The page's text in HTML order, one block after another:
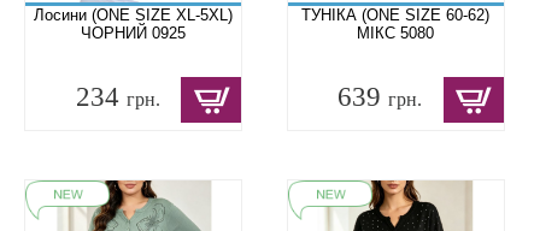
Лосини (ONE SIZE XL-5XL)
ЧОРНИЙ 0925
234 грн.
ТУНІКА (ONE SIZE 60-62)
МІКС 5080
639грн.